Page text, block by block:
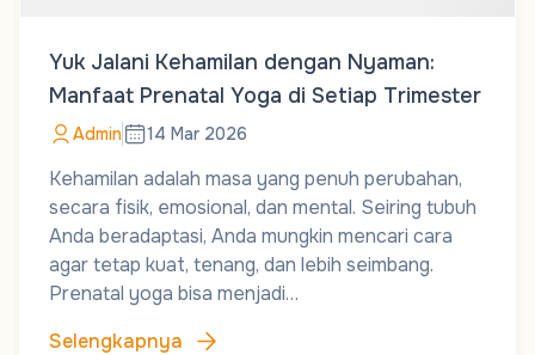
Yuk Jalani Kehamilan dengan Nyaman:
Manfaat Prenatal Yoga di Setiap Trimester
Admin 14 Mar 2026
Kehamilan adalah masa yang penuh perubahan,
secara fisik, emosional, dan mental. Seiring tubuh
Anda beradaptasi, Anda mungkin mencari cara
agar tetap kuat, tenang, dan lebih seimbang.
Prenatal yoga bisa menjadi…
Selengkapnya